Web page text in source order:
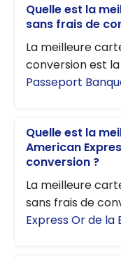
Quelle est la
sans frais de
La meilleure
conversion est la
Passeport
Quelle est la
American
conversion ?
La meilleure
sans frais de
Express Or de la